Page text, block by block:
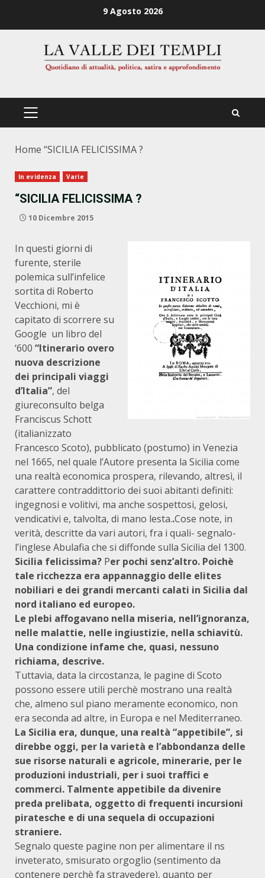
9 Agosto 2026
PRIMÄRES
Home “SICILIA FELICISSIMA ?
In evidenza Varie
“SICILIA FELICISSIMA ?
10 Dicembre 2015
In questi giorni di
furente, sterile
polemica sull’infelice
sortita di Roberto
Vecchioni, mi è
capitato di scorrere su
Google un libro del
‘600 “Itinerario overo
nuova descrizione
dei principali viaggi
d’Italia”, del
giureconsulto belga
Franciscus Schott
(italianizzato
Francesco Scoto), pubblicato (postumo) in Venezia
nel 1665, nel quale l’Autore presenta la Sicilia come
una realtà economica prospera, rilevando, altresì, il
carattere contraddittorio dei suoi abitanti definiti:
ingegnosi e volitivi, ma anche sospettosi, gelosi,
vendicativi e, talvolta, di mano lesta..Cose note, in
verità, descritte da vari autori, fra i quali- segnalo-
l’inglese Abulafia che si diffonde sulla Sicilia del 1300.
Sicilia felicissima? Per pochi senz’altro. Poichè
tale ricchezza era appannaggio delle elites
nobiliari e dei grandi mercanti calati in Sicilia dal
nord italiano ed europeo.
Le plebi affogavano nella miseria, nell’ignoranza,
nelle malattie, nelle ingiustizie, nella schiavitù.
Una condizione infame che, quasi, nessuno
richiama, descrive.
Tuttavia, data la circostanza, le pagine di Scoto
possono essere utili perchè mostrano una realtà
che, almeno sul piano meramente economico, non
era seconda ad altre, in Europa e nel Mediterraneo.
La Sicilia era, dunque, una realtà “appetibile”, si
direbbe oggi, per la varietà e l’abbondanza delle
sue risorse naturali e agricole, minerarie, per le
produzioni industriali, per i suoi traffici e
commerci. Talmente appetibile da divenire
preda prelibata, oggetto di frequenti incursioni
piratesche e di una sequela di occupazioni
straniere.
Segnalo queste pagine non per alimentare il ns
inveterato, smisurato orgoglio (sentimento da
contenere perchè fa stravedere), quanto per